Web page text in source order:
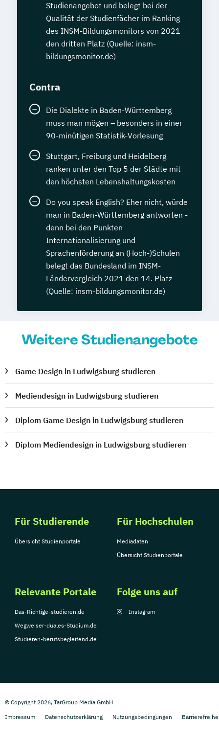
Studienangebot und belegt bei der
Qualität der Studienfächer im Ranking
des INSM-Bildungsmonitors von 2021
den dritten Platz (Quelle: insm-
bildungsmonitor.de)
Contra
Die Dialekte in Baden-Württemberg
muss man mögen – besonders in einer
90-minütigen Statistik-Vorlesung
Stuttgart, Freiburg und Heidelberg
ranken unter den Top 5 der Städte mit
den höchsten Lebenshaltungskosten
Do you speak English? Eher nicht, würde
man in Baden-Württemberg antworten -
denn bei den Punkten
Internationalisierung und
Sprachenförderung an (Hoch-)Schulen
belegt das Bundesland im INSM-
Ländervergleich 2021 den 14. Platz
(Quelle: insm-bildungsmonitor.de)
Weitere Studienangebote
Game Design in Ludwigsburg studieren
Mediendesign in Ludwigsburg studieren
Diplom Game Design in Ludwigsburg studieren
Diplom Mediendesign in Ludwigsburg studieren
Für Studierende
Übersicht Studienportale
Für Hochschulen
Mediadaten
Übersicht Studienportale
Relevante Portale
Das-Richtige-studieren.de
Wegweiser-duales-Studium.de
Studieren-berufsbegleitend.de
Folge uns auf
Instagram
© Copyright 2026, TarGroup Media GmbH
Impressum
Datenschutzerklärung Nutzungsbedingungen